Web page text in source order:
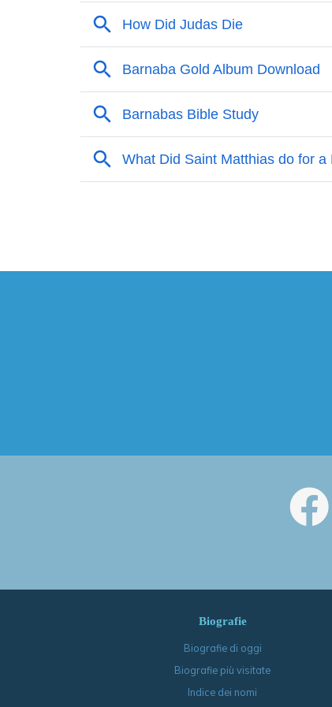
Biografie
Biografie di oggi
Biografie più visitate
Indice dei nomi